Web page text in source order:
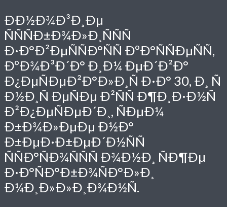
ÐÐ½Ð¾Ð³Ð¸Ðµ
ÑÑÑÐ±Ð¾Ð»Ð¸ÑÑÑ
Ð·Ð°Ð²ÐµÑÑÐ°ÑÑ ÐºÐ°ÑÑÐµÑÑ,
ÐºÐ¾Ð³Ð´Ð° Ð¸Ð¼ ÐµÐ´Ð²Ð°
Ð¿ÐµÑÐµÐ²Ð°Ð»Ð¸Ñ Ð·Ð° 30, Ð¸ Ñ
Ð½Ð¸Ñ ÐµÑÐµ Ð²ÑÑ Ð¶Ð¸Ð·Ð½Ñ
Ð²Ð¿ÐµÑÐµÐ´Ð¸, ÑÐµÐ¼
Ð±Ð¾Ð»ÐµÐµ Ð½Ð°
Ð±ÐµÐ·Ð±ÐµÐ´Ð½ÑÑ
ÑÑÐ°ÑÐ¾ÑÑÑ Ð¾Ð½Ð¸ ÑÐ¶Ðµ
Ð·Ð°ÑÐ°Ð±Ð¾ÑÐ°Ð»Ð¸
Ð¼Ð¸Ð»Ð»Ð¸Ð¾Ð½Ñ.